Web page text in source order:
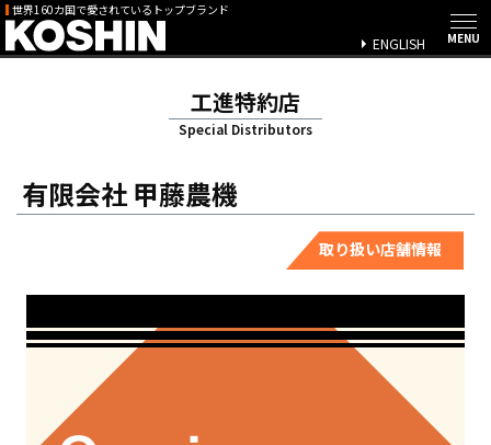
世界160カ国で愛されているトップブランド
ENGLISH
工進特約店
Special Distributors
有限会社 甲藤農機
取り扱い店舗情報